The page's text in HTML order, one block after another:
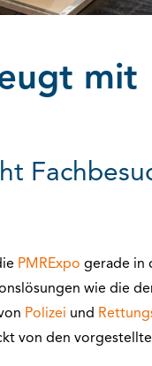
mit
PMRExpo gerade in
wie die
Polizei und
von den